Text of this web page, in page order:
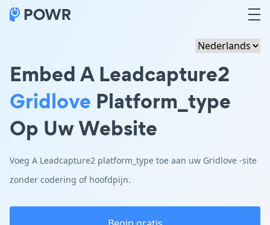
Embed A Leadcapture2
Gridlove Platform_type
Op Uw Website
Voeg A Leadcapture2 platform_type toe aan uw Gridlove -site
zonder codering of hoofdpijn.